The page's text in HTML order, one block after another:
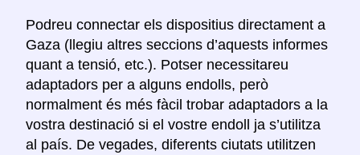
Podreu connectar els dispositius directament a
Gaza (llegiu altres seccions d’aquests informes
quant a tensió, etc.). Potser necessitareu
adaptadors per a alguns endolls, però
normalment és més fàcil trobar adaptadors a la
vostra destinació si el vostre endoll ja s’utilitza
al país. De vegades, diferents ciutats utilitzen